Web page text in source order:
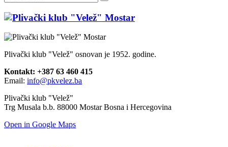
Plivački klub "Velež" osnovan je 1952. godine.
Kontakt: +387 63 460 415
Email: info@pkvelez.ba
Plivački klub "Velež"
Trg Musala b.b. 88000 Mostar Bosna i Hercegovina
Open in Google Maps